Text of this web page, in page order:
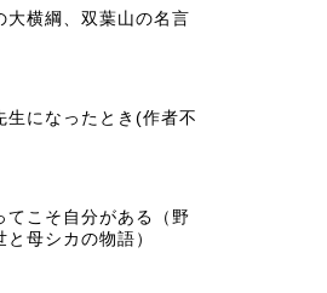
大横綱、双葉山の名言
生になったとき(作者不
てこそ自分がある（野
と母シカの物語）